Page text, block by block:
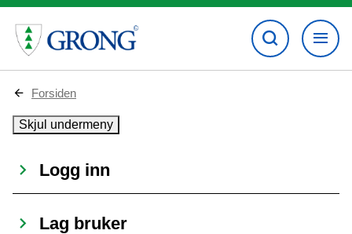
D
e
r
:
Forsiden
Skjul undermeny
Logg inn
Lag bruker